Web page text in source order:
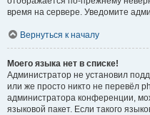
время на сервере. Уведомите
Вернуться к началу
Моего языка нет в списке!
Администратор не установил
или же просто никто не перевёл
администратора конференции,
языковой пакет. Если такого